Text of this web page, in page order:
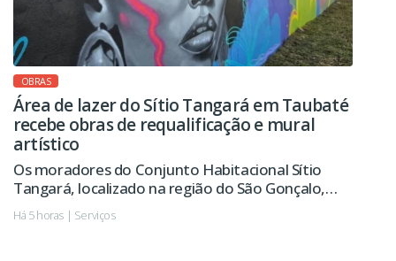
OBRAS
Área de lazer do Sítio Tangará em Taubaté
recebe obras de requalificação e mural
artístico
Os moradores do Conjunto Habitacional Sítio
Tangará, localizado na região do São Gonçalo,
passarão a contar em breve com uma área de lazer
revitalizada, com novo playground, pista de
Há 5 horas | Serviços